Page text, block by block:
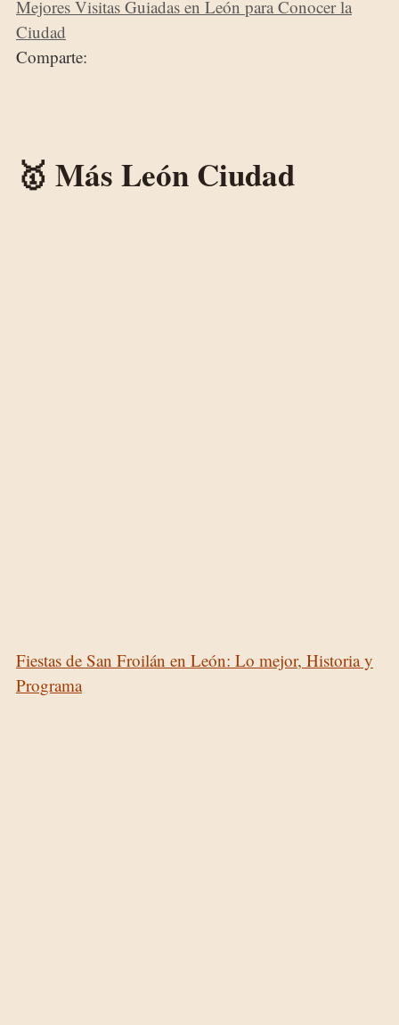
Mejores Visitas Guiadas en León para Conocer la
Ciudad
Comparte:
🥇 Más León Ciudad
Fiestas de San Froilán en León: Lo mejor, Historia y
Programa